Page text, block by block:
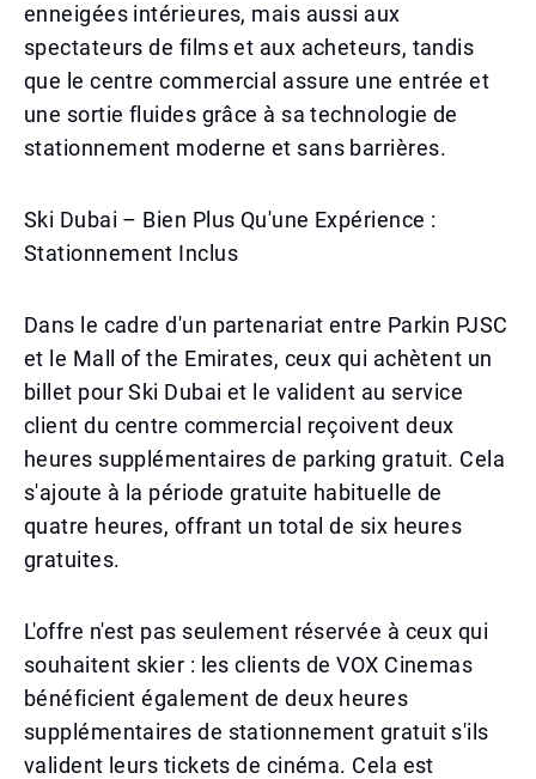
enneigées intérieures, mais aussi aux
spectateurs de films et aux acheteurs, tandis
que le centre commercial assure une entrée et
une sortie fluides grâce à sa technologie de
stationnement moderne et sans barrières.
Ski Dubai – Bien Plus Qu'une Expérience :
Stationnement Inclus
Dans le cadre d'un partenariat entre Parkin PJSC
et le Mall of the Emirates, ceux qui achètent un
billet pour Ski Dubai et le valident au service
client du centre commercial reçoivent deux
heures supplémentaires de parking gratuit. Cela
s'ajoute à la période gratuite habituelle de
quatre heures, offrant un total de six heures
gratuites.
L'offre n'est pas seulement réservée à ceux qui
souhaitent skier : les clients de VOX Cinemas
bénéficient également de deux heures
supplémentaires de stationnement gratuit s'ils
valident leurs tickets de cinéma. Cela est